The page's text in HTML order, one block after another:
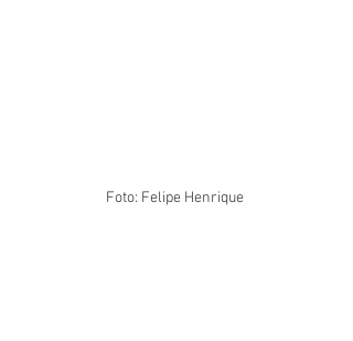
Foto: Felipe Henrique